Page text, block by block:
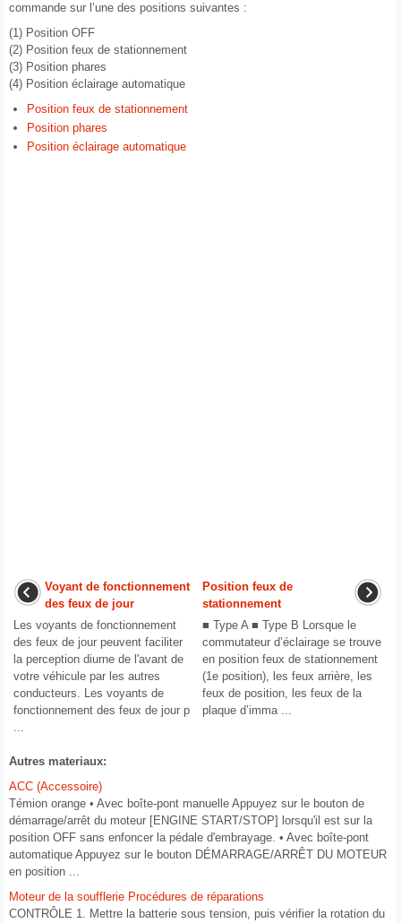
commande sur l’une des positions suivantes :
(1) Position OFF
(2) Position feux de stationnement
(3) Position phares
(4) Position éclairage automatique
Position feux de stationnement
Position phares
Position éclairage automatique
Voyant de fonctionnement
des feux de jour
Les voyants de fonctionnement
des feux de jour peuvent faciliter
la perception diurne de l'avant de
votre véhicule par les autres
conducteurs. Les voyants de
fonctionnement des feux de jour p
...
Position feux de
stationnement
■ Type A ■ Type B Lorsque le
commutateur d’éclairage se trouve
en position feux de stationnement
(1e position), les feux arrière, les
feux de position, les feux de la
plaque d’imma ...
Autres materiaux:
ACC (Accessoire)
Témion orange • Avec boîte-pont manuelle Appuyez sur le bouton de
démarrage/arrêt du moteur [ENGINE START/STOP] lorsqu'il est sur la
position OFF sans enfoncer la pédale d'embrayage. • Avec boîte-pont
automatique Appuyez sur le bouton DÉMARRAGE/ARRÊT DU MOTEUR
en position ...
Moteur de la soufflerie Procédures de réparations
CONTRÔLE 1. Mettre la batterie sous tension, puis vérifier la rotation du